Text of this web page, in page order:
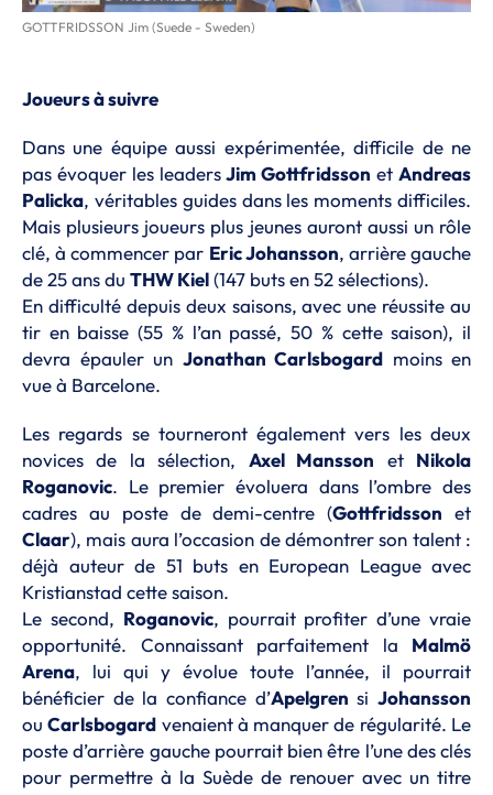
GOTTFRIDSSON Jim (Suede - Sweden)
Joueurs à suivre
Dans une équipe aussi expérimentée, difficile de ne
pas évoquer les leadersJim Gottfridsson etAndreas
Palicka, véritables guides dans les moments difficiles.
Mais plusieurs joueurs plus jeunes auront aussi un rôle
clé, à commencer par Eric Johansson, arrière gauche
de 25 ans du THW Kiel(147 buts en 52 sélections).
En difficulté depuis deux saisons, avec une réussite au
tir en baisse (55 % l’an passé, 50 % cette saison), il
devra épauler un Jonathan Carlsbogard moins en
vue à Barcelone.
Les regards se tourneront également vers les deux
novices de la sélection, Axel Mansson et Nikola
Roganovic. Le premier évoluera dans l’ombre des
cadres au poste de demi-centre (Gottfridsson et
Claar), mais aura l’occasion de démontrer son talent :
déjà auteur de 51 buts en European League avec
Kristianstad cette saison.
Le second, Roganovic, pourrait profiter d’une vraie
opportunité. Connaissant parfaitement la Malmö
Arena, lui qui y évolue toute l’année, il pourrait
bénéficier de la confiance d’Apelgren siJohansson
ouCarlsbogard venaient à manquer de régularité. Le
poste d’arrière gauche pourrait bien être l’une des clés
pour permettre à la Suède de renouer avec un titre